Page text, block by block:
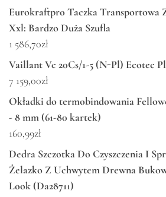
Eurokraftpro Taczka Transportowa
Xxl: Bardzo Duża Szufla
1 586,70zł
Vaillant Vc 20Cs/1-5 (N-Pl) Ecotec
7 159,00zł
Okładki do termobindowania
- 8 mm (61-80 kartek)
160,99zł
Dedra Szczotka Do Czyszczenia I
Żelazko Z Uchwytem Drewna
Look (Da28711)